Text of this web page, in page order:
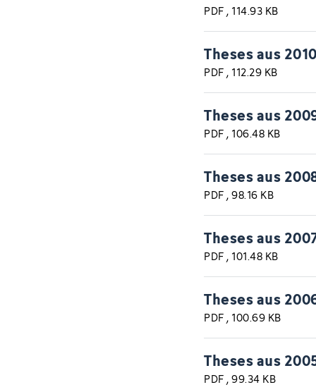
PDF, 114.93 KB
Theses aus 2010
PDF, 112.29 KB
Theses aus
PDF, 106.48 KB
Theses aus
PDF, 98.16 KB
Theses aus
PDF, 101.48 KB
Theses aus
PDF, 100.69 KB
Theses aus
PDF, 99.34 KB